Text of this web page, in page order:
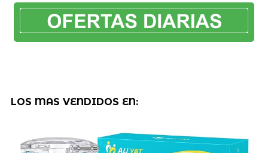
LOS MAS VENDIDOS EN: